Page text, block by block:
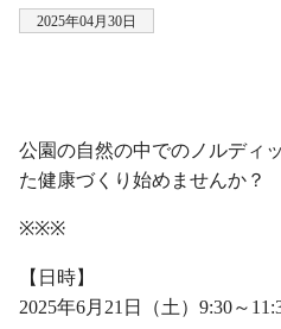
2025年04月30日
公園の自然の中でのノルディ
た健康づくり始めませんか？
※※※
【日時】
2025年6月21日（土）9:30～